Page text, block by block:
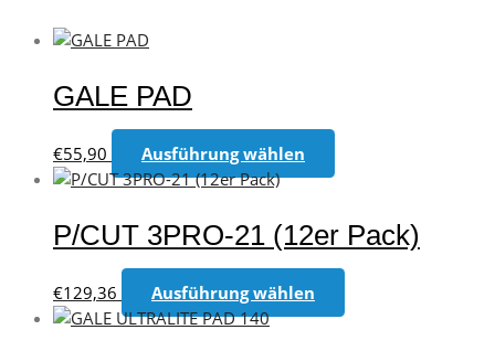
GALE PAD
€55,90 Ausführung wählen
Produkt
mehrere
Varianten
auf.
P/CUT 3PRO-21 (12er Pack)
€129,36 Ausführung wählen
Produkt